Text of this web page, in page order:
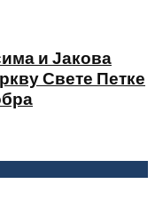
и Јакова
Свете Петке